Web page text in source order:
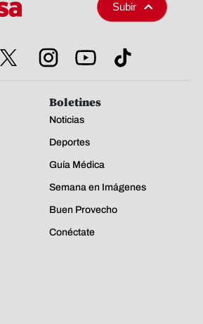
Subir
Boletines
Noticias
Deportes
Guía Médica
Semana en Imágenes
Buen Provecho
Conéctate